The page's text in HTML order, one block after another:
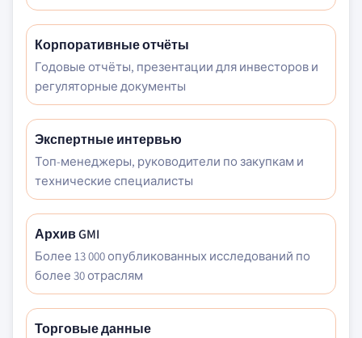
Корпоративные отчёты
Годовые отчёты, презентации для инвесторов и
регуляторные документы
Экспертные интервью
Топ-менеджеры, руководители по закупкам и
технические специалисты
Архив GMI
Более 13 000 опубликованных исследований по
более 30 отраслям
Торговые данные